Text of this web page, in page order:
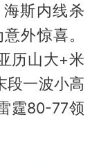
斯内线杀
外惊喜。
历山大+米
段一波小高
霆80-77领